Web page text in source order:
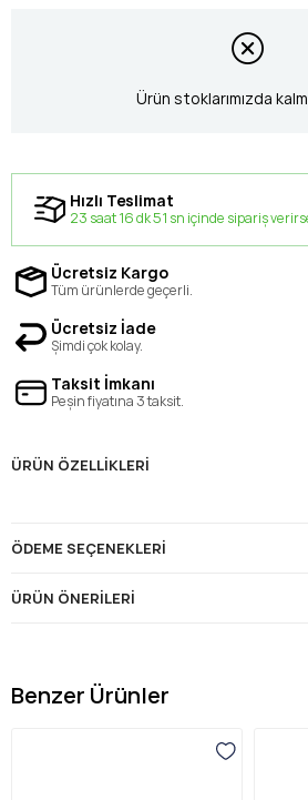
Ürün stoklarımızda
Hızlı Teslimat
23 saat 16 dk 50 sn içinde sipariş
Ücretsiz Kargo
Tüm ürünlerde geçerli.
Ücretsiz İade
Şimdi çok kolay.
Taksit İmkanı
Peşin fiyatına 3 taksit.
ÜRÜN ÖZELLIKLERI
ÖDEME SEÇENEKLERI
ÜRÜN ÖNERILERI
Benzer Ürünler